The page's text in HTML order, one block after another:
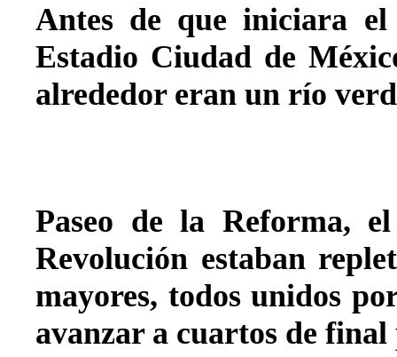
Antes de que iniciara
Estadio Ciudad de
alrededor eran un río
Paseo de la Reforma,
Revolución estaban
mayores, todos unidos
avanzar a cuartos de